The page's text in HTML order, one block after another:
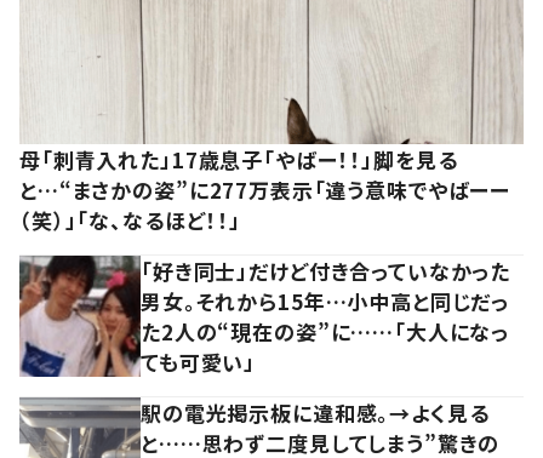
母「刺青入れた」17歳息子「やばー！！」脚を見る
と…“まさかの姿”に277万表示「違う意味でやばーー
（笑）」「な、なるほど！！」
「好き同士」だけど付き合っていなかった
男女。それから15年…小中高と同じだっ
た2人の“現在の姿”に……「大人になっ
ても可愛い」
駅の電光掲示板に違和感。→よく見る
と……思わず二度見してしまう”驚きの